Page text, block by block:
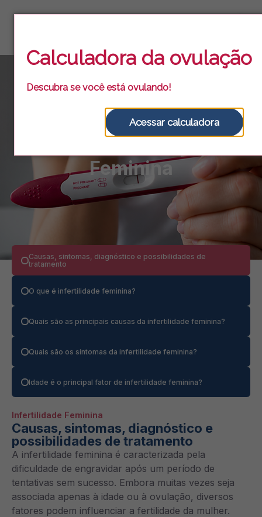
Calculadora da ovulação
Descubra se você está ovulando!
Acessar calculadora
Feminina
Causas, sintomas, diagnóstico e possibilidades de
tratamento
O que é infertilidade feminina?
Quais são as principais causas da infertilidade feminina?
Quais são os sintomas da infertilidade feminina?
Idade é o principal fator de infertilidade feminina?
Infertilidade Feminina
Causas, sintomas, diagnóstico e
possibilidades de tratamento
A infertilidade feminina é caracterizada pela
dificuldade de engravidar após um período de
tentativas sem sucesso. Embora muitas vezes seja
associada apenas à idade ou à ovulação, diversos
fatores podem influenciar a fertilidade da mulher.